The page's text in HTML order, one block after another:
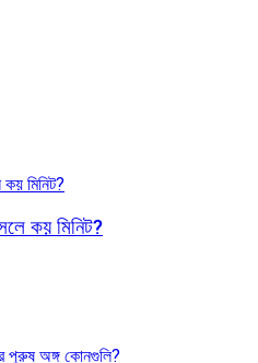
কয় মিনিট?